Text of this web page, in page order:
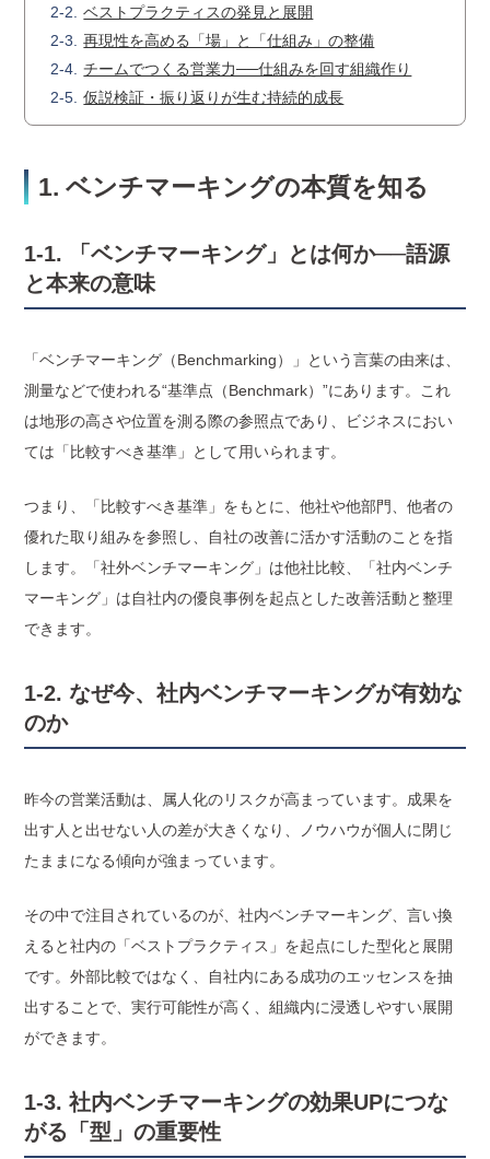
ベストプラクティスの発見と展開
再現性を高める「場」と「仕組み」の整備
チームでつくる営業力──仕組みを回す組織作り
仮説検証・振り返りが生む持続的成長
1. ベンチマーキングの本質を知る
1-1. 「ベンチマーキング」とは何か──語源
と本来の意味
「ベンチマーキング（Benchmarking）」という言葉の由来は、
測量などで使われる“基準点（Benchmark）”にあります。これ
は地形の高さや位置を測る際の参照点であり、ビジネスにおい
ては「比較すべき基準」として用いられます。
つまり、「比較すべき基準」をもとに、他社や他部門、他者の
優れた取り組みを参照し、自社の改善に活かす活動のことを指
します。「社外ベンチマーキング」は他社比較、「社内ベンチ
マーキング」は自社内の優良事例を起点とした改善活動と整理
できます。
1-2. なぜ今、社内ベンチマーキングが有効な
のか
昨今の営業活動は、属人化のリスクが高まっています。成果を
出す人と出せない人の差が大きくなり、ノウハウが個人に閉じ
たままになる傾向が強まっています。
その中で注目されているのが、社内ベンチマーキング、言い換
えると社内の「ベストプラクティス」を起点にした型化と展開
です。外部比較ではなく、自社内にある成功のエッセンスを抽
出することで、実行可能性が高く、組織内に浸透しやすい展開
ができます。
1-3. 社内ベンチマーキングの効果UPにつな
がる「型」の重要性